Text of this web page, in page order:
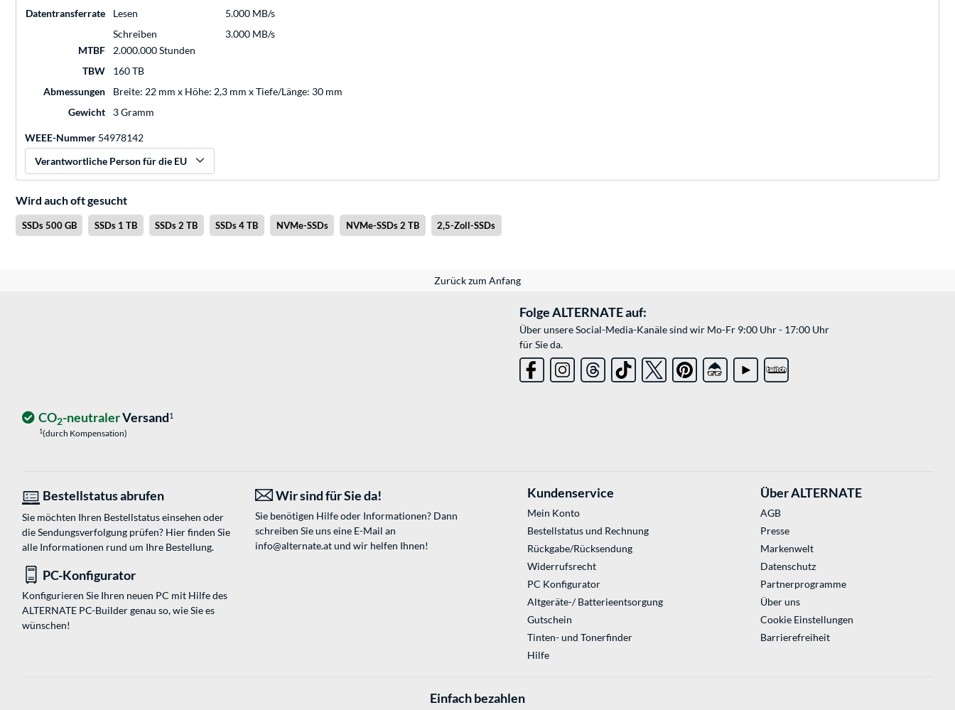
Datentransferrate
Lesen
5.000 MB/s
Schreiben
3.000 MB/s
MTBF
2.000.000 Stunden
TBW
160 TB
Abmessungen
Breite: 22 mm x Höhe: 2,3 mm x Tiefe/Länge: 30 mm
Gewicht
3 Gramm
WEEE-Nummer 54978142
Verantwortliche Person für die EU
Wird auch oft gesucht
SSDs 500 GB SSDs 1 TB SSDs 2 TB SSDs 4 TB NVMe-SSDs NVMe-SSDs 2 TB 2,5-Zoll-SSDs
Zurück zum Anfang
Folge ALTERNATE auf:
Über unsere Social-Media-Kanäle sind wir Mo-Fr 9:00 Uhr - 17:00 Uhr
für Sie da.
CO2-neutralerVersand1
1(durch Kompensation)
Bestellstatus abrufen
Sie möchten Ihren Bestellstatus einsehen oder
die Sendungsverfolgung prüfen? Hier finden Sie
alle Informationen rund um Ihre Bestellung.
Wir sind für Sie da!
Sie benötigen Hilfe oder Informationen? Dann
schreiben Sie uns eine E-Mail an
info@alternate.atund wir helfen Ihnen!
PC-Konfigurator
Konfigurieren Sie Ihren neuen PC mit Hilfe des
ALTERNATE PC-Builder genau so, wie Sie es
wünschen!
Kundenservice
Mein Konto
Bestellstatus und Rechnung
Rückgabe/Rücksendung
Widerrufsrecht
PC Konfigurator
Altgeräte-/ Batterieentsorgung
Gutschein
Tinten- und Tonerfinder
Hilfe
Über ALTERNATE
AGB
Presse
Markenwelt
Datenschutz
Partnerprogramme
Über uns
Cookie Einstellungen
Barrierefreiheit
Einfach bezahlen